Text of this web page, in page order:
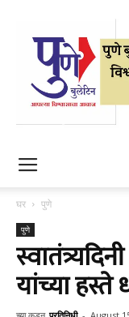
घर पुणे
पुणे
यांच्या हस्ते